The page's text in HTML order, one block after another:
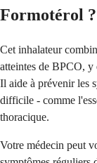
Formotérol ?
Cet inhalateur
atteintes de BPCO,
Il aide à prévenir les
difficile - comme
thoracique.
Votre médecin peut